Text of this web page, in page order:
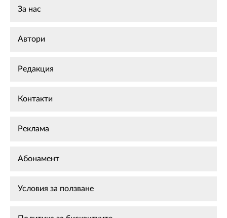
За нас
Автори
Редакция
Контакти
Реклама
Абонамент
Условия за ползване